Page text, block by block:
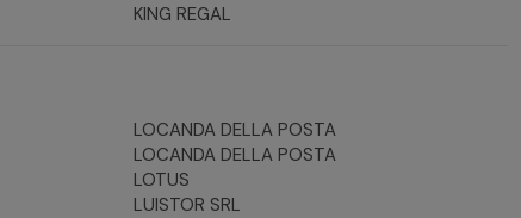
KING REGAL
LOCANDA DELLA POSTA
LOCANDA DELLA POSTA
LOTUS
LUISTOR SRL